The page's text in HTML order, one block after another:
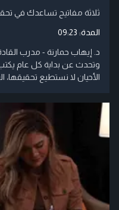
ثلاثة مفاتيح تساعدك في
المدة: 09:23
د. إيهاب حمارنة - مدرب
وتحدث عن بداية كل عام
الأحيان لا نستطيع تحقيقها،